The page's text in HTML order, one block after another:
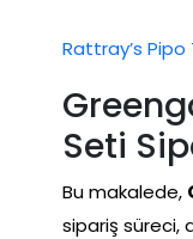
Rattray’s Pipo
Seti
Bu makalede,
sipariş süreci,